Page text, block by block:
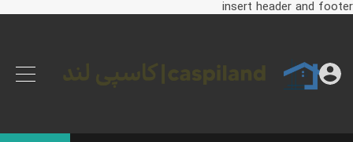
insert header and footer